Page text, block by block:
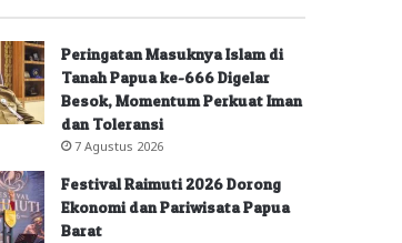
Peringatan Masuknya Islam di
Tanah Papua ke-666 Digelar
Besok, Momentum Perkuat Iman
dan Toleransi
7 Agustus 2026
Festival Raimuti 2026 Dorong
Ekonomi dan Pariwisata Papua
Barat